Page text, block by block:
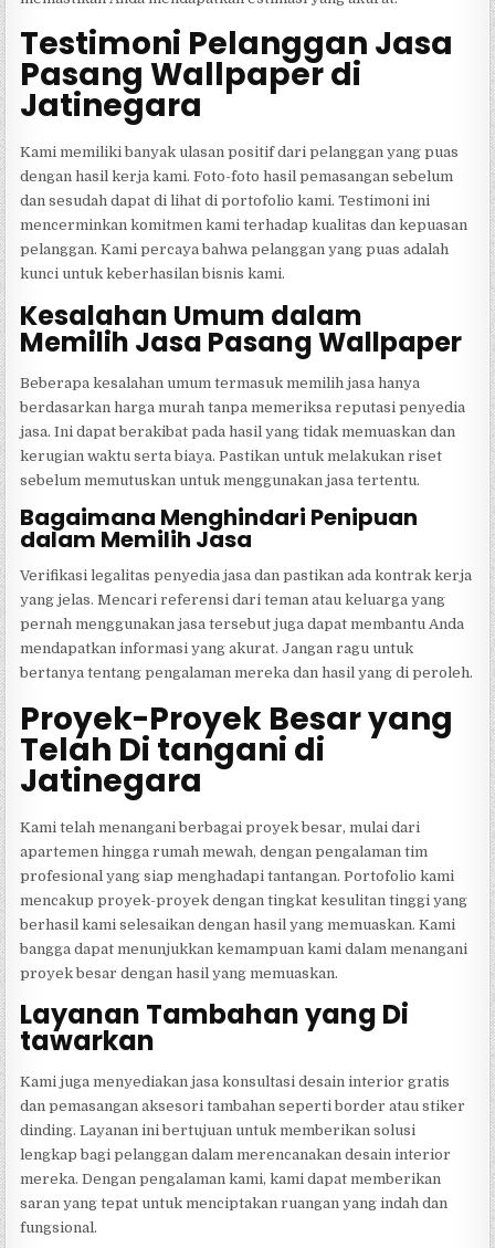
Testimoni Pelanggan Jasa
Pasang Wallpaper di
Jatinegara
Kami memiliki banyak ulasan positif dari pelanggan yang puas
dengan hasil kerja kami. Foto-foto hasil pemasangan sebelum
dan sesudah dapat di lihat di portofolio kami. Testimoni ini
mencerminkan komitmen kami terhadap kualitas dan kepuasan
pelanggan. Kami percaya bahwa pelanggan yang puas adalah
kunci untuk keberhasilan bisnis kami.
Kesalahan Umum dalam
Memilih Jasa Pasang Wallpaper
Beberapa kesalahan umum termasuk memilih jasa hanya
berdasarkan harga murah tanpa memeriksa reputasi penyedia
jasa. Ini dapat berakibat pada hasil yang tidak memuaskan dan
kerugian waktu serta biaya. Pastikan untuk melakukan riset
sebelum memutuskan untuk menggunakan jasa tertentu.
Bagaimana Menghindari Penipuan
dalam Memilih Jasa
Verifikasi legalitas penyedia jasa dan pastikan ada kontrak kerja
yang jelas. Mencari referensi dari teman atau keluarga yang
pernah menggunakan jasa tersebut juga dapat membantu Anda
mendapatkan informasi yang akurat. Jangan ragu untuk
bertanya tentang pengalaman mereka dan hasil yang di peroleh.
Proyek-Proyek Besar yang
Telah Di tangani di
Jatinegara
Kami telah menangani berbagai proyek besar, mulai dari
apartemen hingga rumah mewah, dengan pengalaman tim
profesional yang siap menghadapi tantangan. Portofolio kami
mencakup proyek-proyek dengan tingkat kesulitan tinggi yang
berhasil kami selesaikan dengan hasil yang memuaskan. Kami
bangga dapat menunjukkan kemampuan kami dalam menangani
proyek besar dengan hasil yang memuaskan.
Layanan Tambahan yang Di
tawarkan
Kami juga menyediakan jasa konsultasi desain interior gratis
dan pemasangan aksesori tambahan seperti border atau stiker
dinding. Layanan ini bertujuan untuk memberikan solusi
lengkap bagi pelanggan dalam merencanakan desain interior
mereka. Dengan pengalaman kami, kami dapat memberikan
saran yang tepat untuk menciptakan ruangan yang indah dan
fungsional.